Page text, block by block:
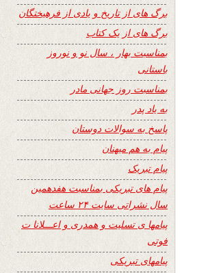
برگ های از تاریخ و یادی از فرهیختگان
برگ های از یک کتاب
بمناسبت بهار ، سال نو و نوروز
باستانی
بمناسبت روز جهانی مادر
به یاد پدر
پاسخ به سوالات دوستان
پیام به هم میهنان
پیام تبریک
پیام های تبریکی بمناسبت هفدهمین
سال نشراتی سایت ۲۴ ساعت
پیامها ی تسلیت و همدری و اعـــلانا ت
فوتی
پیامهای تبریکی